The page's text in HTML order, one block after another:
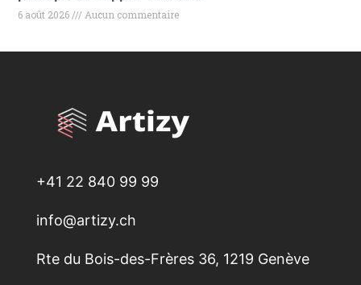
6 août 2026 Aucun commentaire
+41 22 840 99 99
info@artizy.ch
Rte du Bois-des-Frères 36, 1219 Genève